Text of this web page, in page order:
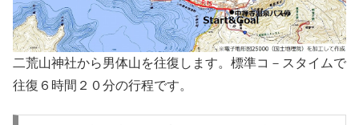
二荒山神社から男体山を往復します。標準コ－スタイムで
往復６時間２０分の行程です。